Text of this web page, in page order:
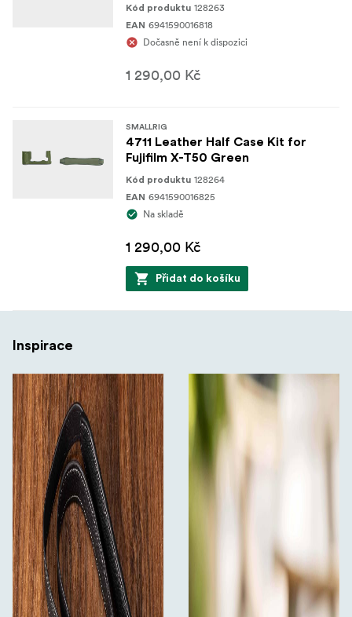
1x kožené poloviční pouzdro
1x ramenní popruh
Kód produktu 128263
EAN 6941590016818
Dočasně není k dispozici
1 290,00 Kč
SMALLRIG
4711 Leather Half Case Kit for
Fujifilm X-T50 Green
Kód produktu 128264
EAN 6941590016825
Na skladě
1 290,00 Kč
Přidat do košíku
Inspirace